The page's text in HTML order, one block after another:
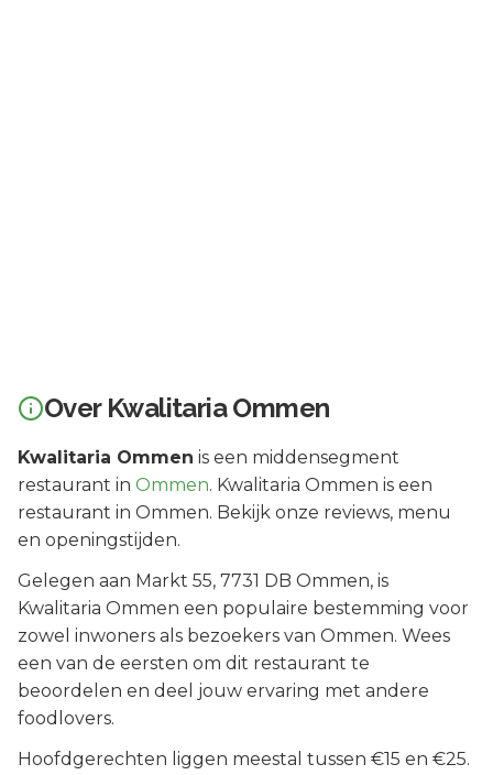
Over Kwalitaria Ommen
Kwalitaria Ommen is een middensegment
restaurant in Ommen. Kwalitaria Ommen is een
restaurant in Ommen. Bekijk onze reviews, menu
en openingstijden.
Gelegen aan Markt 55, 7731 DB Ommen, is
Kwalitaria Ommen een populaire bestemming voor
zowel inwoners als bezoekers van Ommen. Wees
een van de eersten om dit restaurant te
beoordelen en deel jouw ervaring met andere
foodlovers.
Hoofdgerechten liggen meestal tussen €15 en €25.